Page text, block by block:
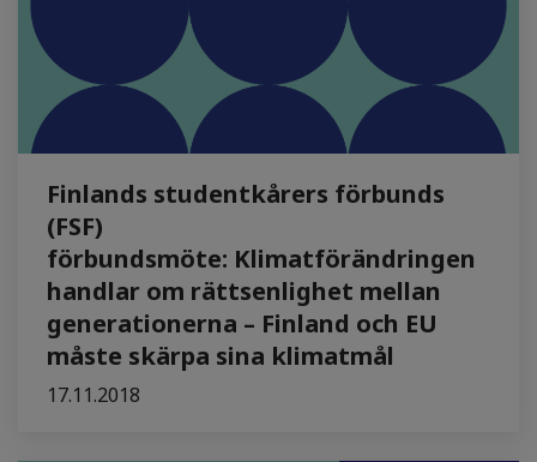
Finlands studentkårers förbunds
(FSF)
förbundsmöte: Klimatförändringen
handlar om rättsenlighet mellan
generationerna – Finland och EU
måste skärpa sina klimatmål
17.11.2018